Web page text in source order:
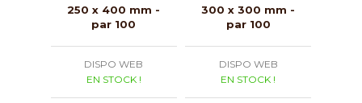
250 x 400 mm -
par 100
DISPO WEB
EN STOCK !
300 x 300 mm -
par 100
DISPO WEB
EN STOCK !